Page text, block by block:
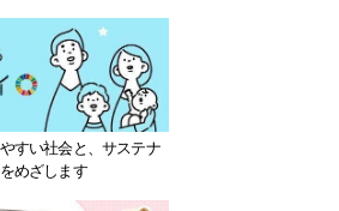
すい社会と、サステナ
めざします